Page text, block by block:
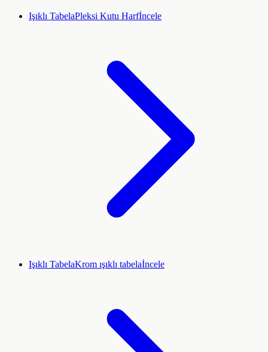
Işıklı TabelaPleksi Kutu Harfİncele
Işıklı TabelaKrom ışıklı tabelaİncele